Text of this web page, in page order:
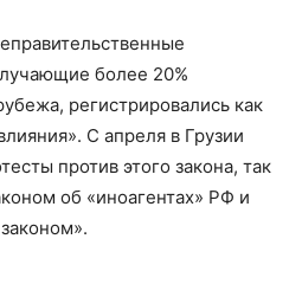
более 20%
регистрировались как
С апреля в Грузии
против этого закона, так
об «иноагентах» РФ и